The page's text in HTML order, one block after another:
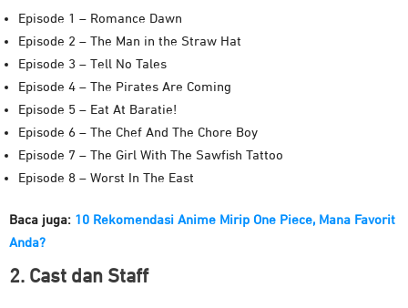
Episode 1 – Romance Dawn
Episode 2 – The Man in the Straw Hat
Episode 3 – Tell No Tales
Episode 4 – The Pirates Are Coming
Episode 5 – Eat At Baratie!
Episode 6 – The Chef And The Chore Boy
Episode 7 – The Girl With The Sawfish Tattoo
Episode 8 – Worst In The East
Baca juga: 10 Rekomendasi Anime Mirip One Piece, Mana Favorit
Anda?
2. Cast dan Staff